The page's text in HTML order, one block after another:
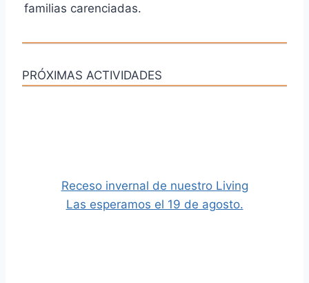
familias carenciadas.
PRÓXIMAS ACTIVIDADES
Receso invernal de nuestro Living
Las esperamos el 19 de agosto.